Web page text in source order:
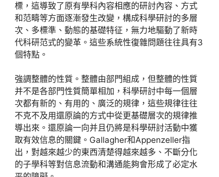
標，這導致了原有學科內容相應的研討內容、方式
和范疇等方面逐漸發生改變，構成科學研討的多層
次、多標準、動態的基礎特征，無力地驅動了新時
代科研范式的變革。這些系統性復雜問題往往具有3
個特點。
強調整體的性質。整體由部門組成，但整體的性質
并不是各部門性質簡單相加，科學研討中每一個層
次都有新的、有用的、廣泛的規律，這些規律往往
不克不及用還原論的方式中從更基礎層次的規律推
導出來。還原論一向并且仍將是科學研討活動中獲
取有效信息的關鍵。Gallagher和Appenzeller指
出，對越來越少的東西清楚得越來越多、不斷分化
的子學科等對信息流動和溝通能夠會形成了必定水